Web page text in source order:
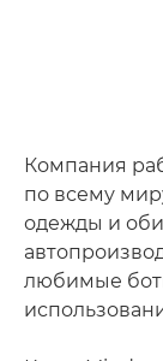
Компания
по всему
одежды и
любимые